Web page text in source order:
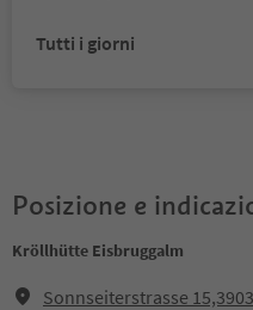
Tutti i giorni
Posizione e
Kröllhütte Eisbruggalm
Sonnseiterstrasse